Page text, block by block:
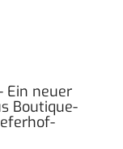
Ein neuer
Boutique-